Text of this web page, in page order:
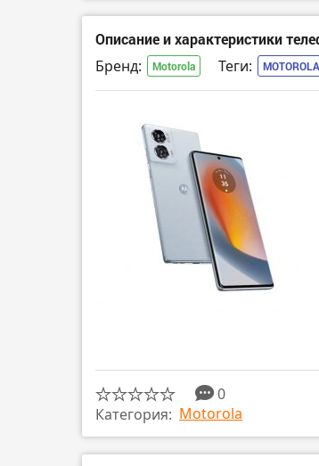
Описание и характеристики
Бренд: Motorola Теги:
0
Категория: Motorola